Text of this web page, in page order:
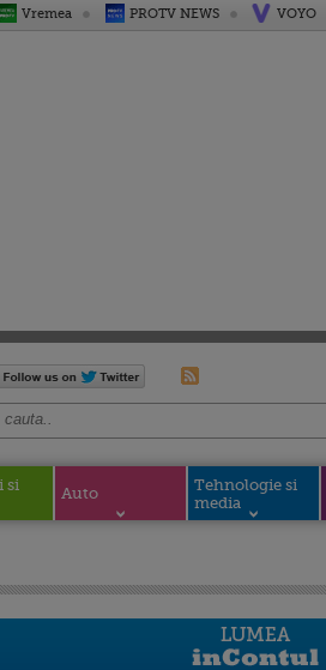
Vremea PROTV NEWS VOYO
si
Auto
Tehnologie si
media